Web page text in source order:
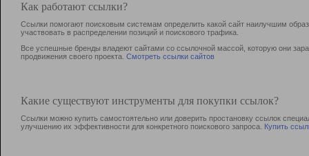
Как работают ссылки?
Ссылки помогают поисковым системам определить какой сайт наилучшим
участвовать в раcпределении позиций и поискового трафика.
Все успешные бренды владеют сайтами со ссылочной массой, которую они
продвижения своего проекта. Смотреть ссылки сайтов
Какие существуют инструменты для покупки ссылок?
Ссылки можно купить самостоятельно или доверить простановку ссылок
улучшению их эффективности для конкретного поискового запроса. Купить